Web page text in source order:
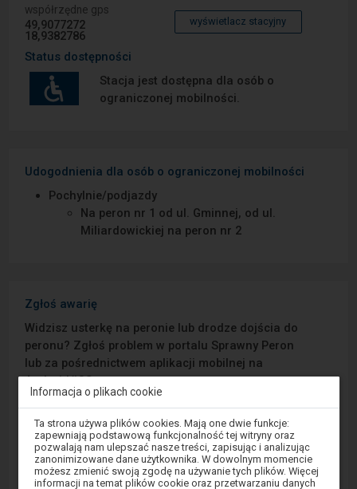
współrzędne gps
49,9077272
18,9382786
wyświetlacz stacyjny
Status dostępności
Stacja jest dostępna dla osób o
ograniczonej mobilności.
Udogodnienia dla osób o ograniczonej mobilności
Pochylnie/podjazdy
Na peron nr 1 od ul. Gminnej, od ul.
Miliardowickiej na peron nr 2
Zgłoś awarię
Widzisz usterkę na peronie lub drodze dojścia do
peronu? Zgłoś problem w portalu Sprawny Peron
lub za pośrednictwem aplikacji mobilnej na
Android/iOS.
Sprawny Peron
Google Play
Informacja o plikach cookie
Uwaga,
znajdujesz
się
oknie
modalnym.
Ta strona używa plików cookies. Mają one dwie funkcje:
zapewniają podstawową funkcjonalność tej witryny oraz
pozwalają nam ulepszać nasze treści, zapisując i analizując
zanonimizowane dane użytkownika. W dowolnym momencie
możesz zmienić swoją zgodę na używanie tych plików. Więcej
informacji na temat plików cookie oraz przetwarzaniu danych